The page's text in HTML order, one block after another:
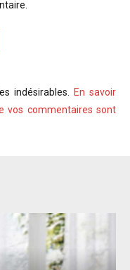
indésirables.
En savoir
vos commentaires sont